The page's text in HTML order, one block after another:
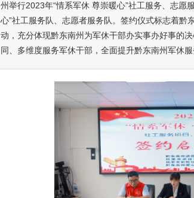
州举行2023年“情系军休 尊崇暖心”社工服务、志愿
心”社工服务队、志愿者服务队。签约仪式标志着黔
动，充分体现黔东南州为军休干部办实事办好事的
同、多维度服务军休干部，全面提升黔东南州军休服